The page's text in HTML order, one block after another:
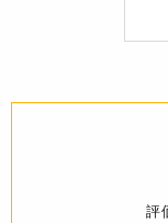
＜成分及び重量％
評